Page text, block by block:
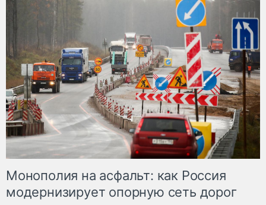
Монополия на асфальт: как Россия
модернизирует опорную сеть дорог